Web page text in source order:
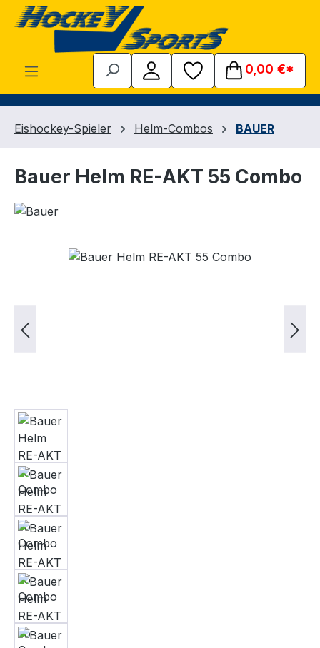
Zum Hauptinhalt springen
0,00 €*
Eishockey-Spieler Helm-Combos BAUER
Bauer Helm RE-AKT 55 Combo
Bildergalerie überspringen